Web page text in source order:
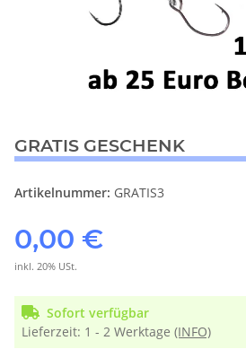
GRATIS GESCHENK
Artikelnummer: GRATIS3
0,00 €
inkl. 20% USt.
Sofort verfügbar
Lieferzeit: 1 - 2 Werktage (INFO)